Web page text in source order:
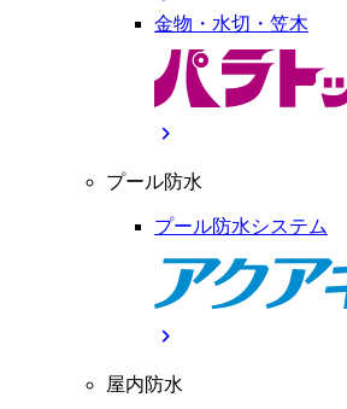
金物・水切・笠木
chevron_right
プール防水
プール防水システム
chevron_right
屋内防水